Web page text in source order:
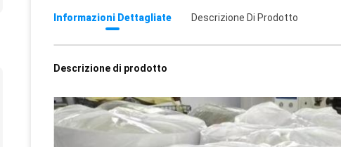
Informazioni Dettagliate Descrizione Di Prodotto
Descrizione di prodotto